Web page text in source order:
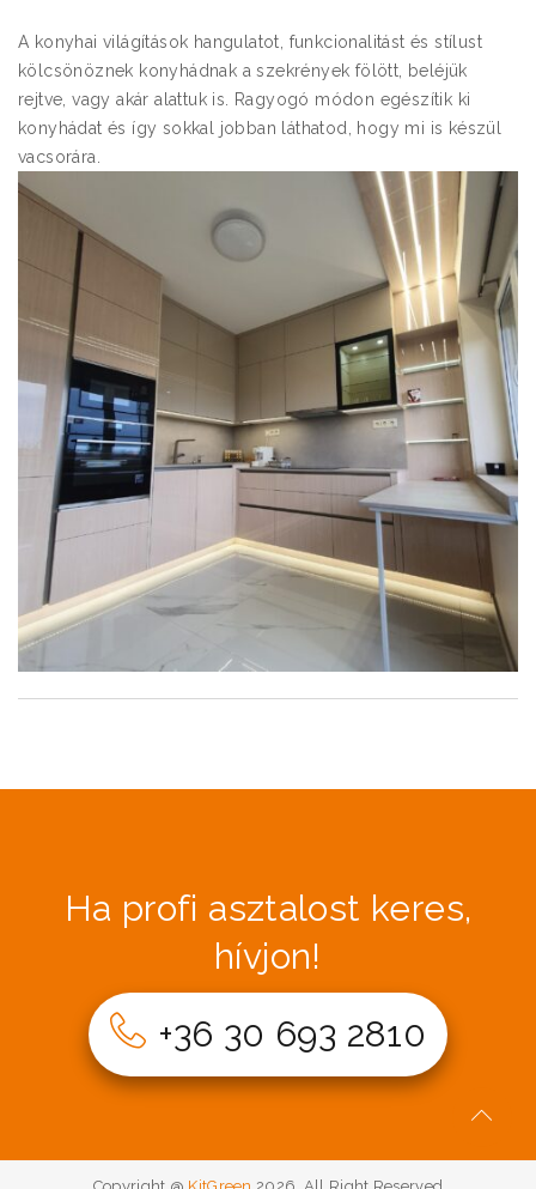
A konyhai világítások hangulatot, funkcionalitást és stílust
kölcsönöznek konyhádnak a szekrények fölött, beléjük
rejtve, vagy akár alattuk is. Ragyogó módon egészítik ki
konyhádat és így sokkal jobban láthatod, hogy mi is készül
vacsorára.
Ha profi asztalost keres,
hívjon!
+36 30 693 2810